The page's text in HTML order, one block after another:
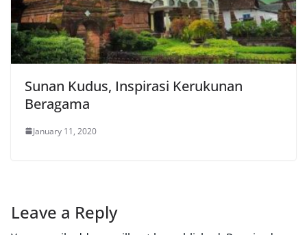
Sunan Kudus, Inspirasi Kerukunan
Beragama
January 11, 2020
Leave a Reply